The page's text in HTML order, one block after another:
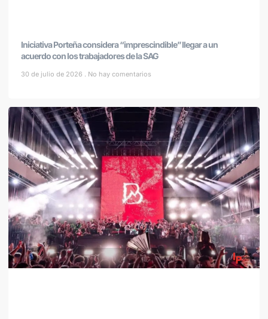
Iniciativa Porteña considera “imprescindible” llegar a un
acuerdo con los trabajadores de la SAG
30 de julio de 2026 No hay comentarios